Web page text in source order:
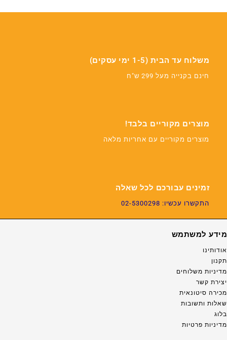
משלוח עד הבית (1-5 ימי עסקים)
חינם בקנייה מעל 299 ש"ח
מוצרים מקוריים בלבד!
מוצרים מקוריים עם אחריות מלאה
זמינים עבורכם לכל שאלה
התקשרו עכשיו: 02-5300298
מידע למשתמש
אודותינו
תקנון
מדיניות משלוחים
יצירת קשר
מכירה סיטונאית
שאלות ותשובות
בלוג
מדיניות פרטיות